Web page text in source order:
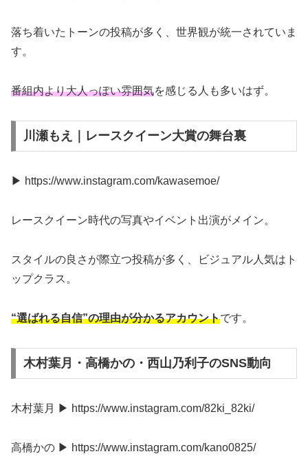
落ち着いたトーンの投稿が多く、世界観が統一されていま
す。
番組内より大人っぽい雰囲気を感じる人も多いはず。
川瀬もえ｜レースクイーン大賞の舞台裏
▶ https://www.instagram.com/kawasemoe/
レースクイーン時代の写真やイベント出演がメイン。
スタイルの良さが際立つ投稿が多く、ビジュアル人気はト
ップクラス。
“選ばれる自信”の理由が分かるアカウントです。
木村葉月・高橋かの・西山乃利子のSNS動向
木村葉月 ▶ https://www.instagram.com/82ki_82ki/
高橋かの ▶ https://www.instagram.com/kano0825/